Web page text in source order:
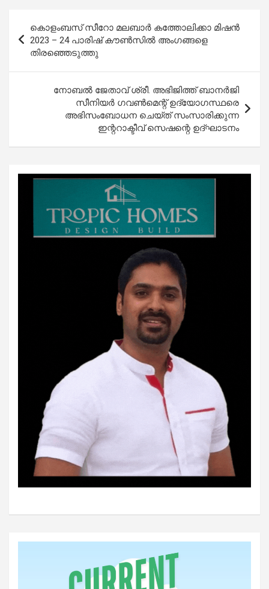
navigation
കൊളംബസ് സീറോ മലബാര്‍ കത്തോലിക്കാ മിഷന്‍
2023 – 24 പാരിഷ് കൗണ്‍സില്‍ അംഗങ്ങളെ
തിരഞ്ഞെടുത്തു
നോബൽ ജേതാവ് ശ്രീ. അഭിജിത്ത് ബാനർജി
സീനിയർ ഗവൺമെന്റ് ഉദ്യോഗസ്ഥരെ
അഭിസംബോധന ചെയ്ത് സംസാരിക്കുന്ന
ഇന്ററാക്ടീവ്‌ സെഷന്റെ ഉദ്ഘാടനം